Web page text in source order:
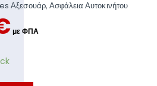
Αξεσουάρ, Ασφάλεια Αυτοκινήτου